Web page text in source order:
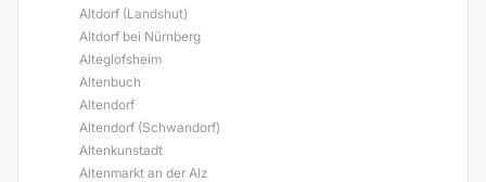
Altdorf (Landshut)
Altdorf bei Nürnberg
Alteglofsheim
Altenbuch
Altendorf
Altendorf (Schwandorf)
Altenkunstadt
Altenmarkt an der Alz